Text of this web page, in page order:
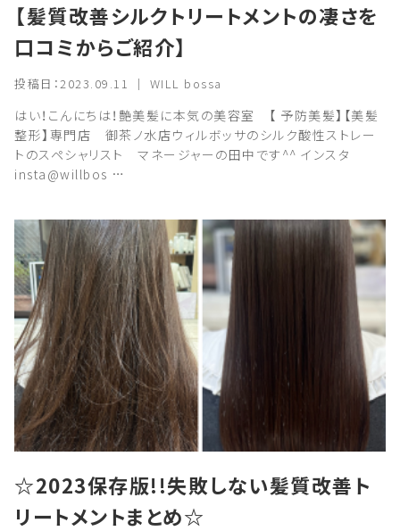
【髪質改善シルクトリートメントの凄さを
口コミからご紹介】
投稿日：2023.09.11 ｜ WILL bossa
はい！こんにちは！艶美髪に本気の美容室 【 予防美髪】【美髪
整形】専門店 御茶ノ水店ウィルボッサのシルク酸性ストレー
トのスペシャリスト マネージャーの田中です^^ インスタ
insta@willbos …
☆2023保存版!!失敗しない髪質改善ト
リートメントまとめ☆